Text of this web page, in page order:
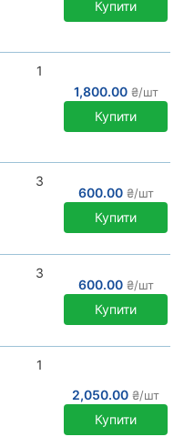
Купити
1
1,800.00₴/шт
Купити
3
600.00₴/шт
Купити
3
600.00₴/шт
Купити
1
2,050.00 ₴/шт
Купити